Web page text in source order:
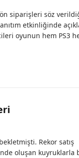
siparişleri söz
etkinliğinde
oyunun hem PS3
Rekor satış
oluşan kuyruklarla